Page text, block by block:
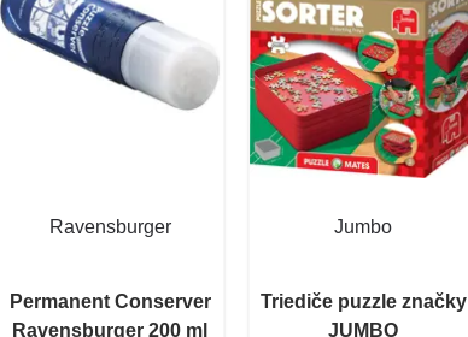
Ravensburger
Permanent Conserver
Ravensburger 200 ml
Jumbo
Triediče puzzle značky
JUMBO